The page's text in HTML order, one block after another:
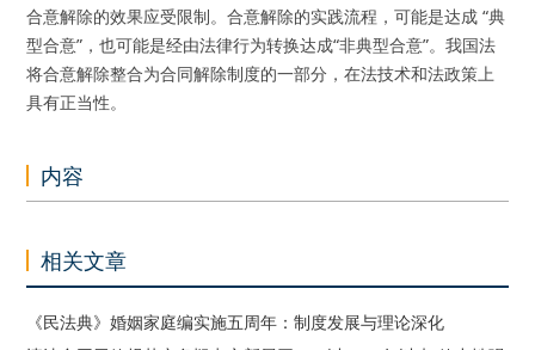
合意解除的效果应受限制。合意解除的实践流程，可能是达成 “典
型合意”，也可能是经由法律行为转换达成“非典型合意”。我国法
将合意解除整合为合同解除制度的一部分，在法技术和法政策上
具有正当性。
内容
相关文章
《民法典》婚姻家庭编实施五周年：制度发展与理论深化